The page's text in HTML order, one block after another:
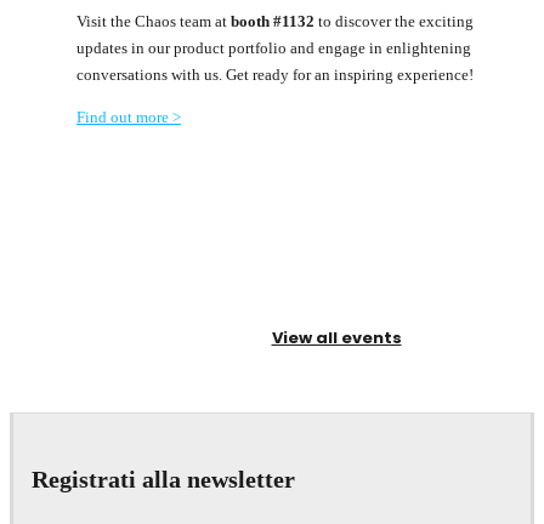
Visit the Chaos team at booth #1132 to discover the exciting
updates in our product portfolio and engage in enlightening
conversations with us. Get ready for an inspiring experience!
Find out more >
View all events
Registrati alla newsletter